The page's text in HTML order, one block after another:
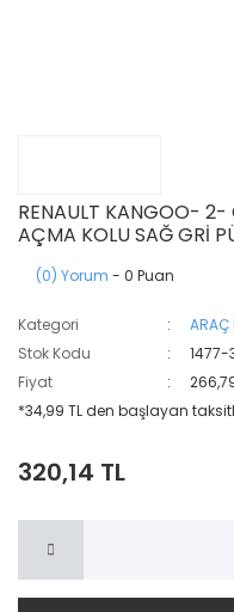
RENAULT KANGOO- 2-
AÇMA KOLU SAĞ GRİ
(0) Yorum - 0 Puan
Kategori
ARAÇ
Stok Kodu
1477-
Fiyat
*34,99 TL den başlayan
320,14 TL